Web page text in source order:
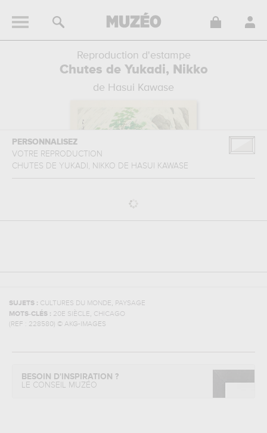
Reproduction d'estampe
Chutes de Yukadi, Nikko
de Hasui Kawase
PERSONNALISEZ
VOTRE REPRODUCTION
CHUTES DE YUKADI, NIKKO DE HASUI KAWASE
SUJETS : CULTURES DU MONDE, PAYSAGE
MOTS-CLÉS : 20E SIÈCLE, CHICAGO
(REF : 228580) © AKG-IMAGES
BESOIN D'INSPIRATION ?
LE CONSEIL MUZÉO